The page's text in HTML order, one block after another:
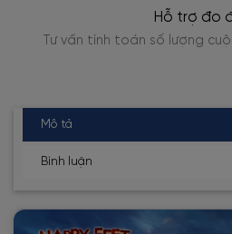
Hỗ trợ đo
Tư vấn tính toán số lượng
Mô tả
Bình luận